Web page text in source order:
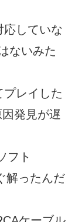
応していな
ないみた
レイした
発見が遅
フト
解ったんだ